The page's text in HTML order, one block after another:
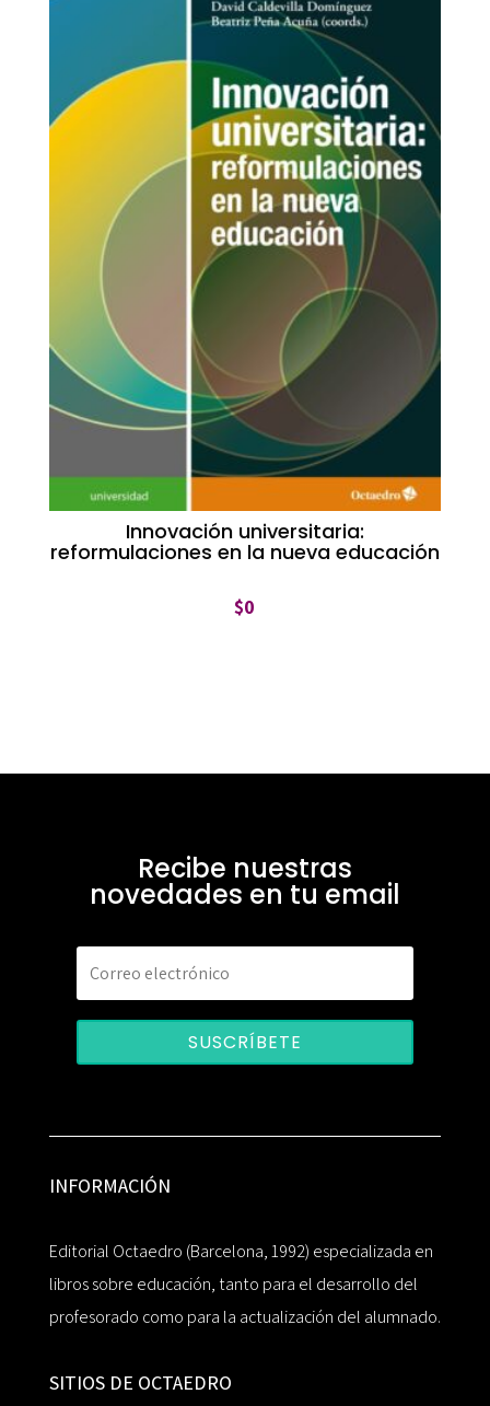
Innovación universitaria:
reformulaciones en la nueva educación
$0
Recibe nuestras
novedades en tu email
SUSCRÍBETE
INFORMACIÓN
Editorial Octaedro (Barcelona, 1992) especializada en
libros sobre educación, tanto para el desarrollo del
profesorado como para la actualización del alumnado.
SITIOS DE OCTAEDRO